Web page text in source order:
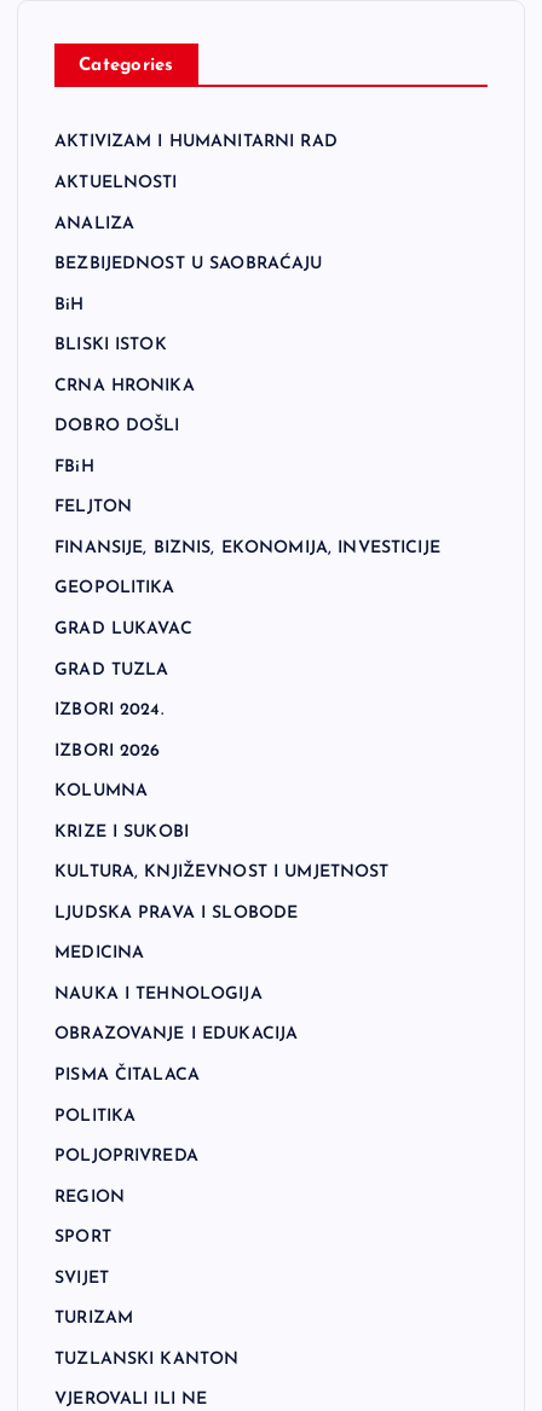
Categories
AKTIVIZAM I HUMANITARNI RAD
AKTUELNOSTI
ANALIZA
BEZBIJEDNOST U SAOBRAĆAJU
BiH
BLISKI ISTOK
CRNA HRONIKA
DOBRO DOŠLI
FBiH
FELJTON
FINANSIJE, BIZNIS, EKONOMIJA, INVESTICIJE
GEOPOLITIKA
GRAD LUKAVAC
GRAD TUZLA
IZBORI 2024.
IZBORI 2026
KOLUMNA
KRIZE I SUKOBI
KULTURA, KNJIŽEVNOST I UMJETNOST
LJUDSKA PRAVA I SLOBODE
MEDICINA
NAUKA I TEHNOLOGIJA
OBRAZOVANJE I EDUKACIJA
PISMA ČITALACA
POLITIKA
POLJOPRIVREDA
REGION
SPORT
SVIJET
TURIZAM
TUZLANSKI KANTON
VJEROVALI ILI NE